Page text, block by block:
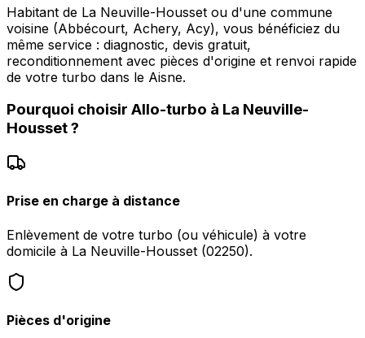
Habitant de La Neuville-Housset ou d'une commune
voisine (Abbécourt, Achery, Acy), vous bénéficiez du
même service : diagnostic, devis gratuit,
reconditionnement avec pièces d'origine et renvoi rapide
de votre turbo dans le Aisne.
Pourquoi choisir Allo-turbo à La Neuville-
Housset?
Prise en charge à distance
Enlèvement de votre turbo (ou véhicule) à votre
domicile à La Neuville-Housset (02250).
Pièces d'origine